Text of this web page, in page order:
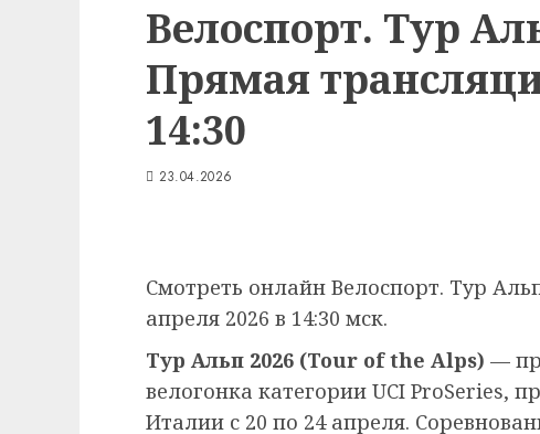
Велоспорт. Тур
Прямая
14:30
23.04.2026
Смотреть онлайн Велоспорт. Тур
апреля 2026 в 14:30 мск.
Тур Альп 2026 (Tour of the Alps) —
велогонка категории UCI ProSeries,
Италии с 20 по 24 апреля.